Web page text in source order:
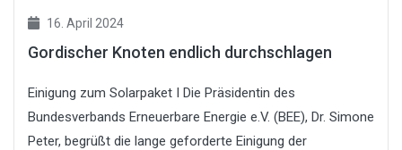
16. April 2024
Gordischer Knoten endlich durchschlagen
Einigung zum Solarpaket I Die Präsidentin des
Bundesverbands Erneuerbare Energie e.V. (BEE), Dr. Simone
Peter, begrüßt die lange geforderte Einigung der